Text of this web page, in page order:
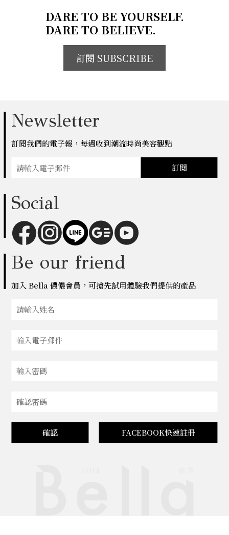
DARE TO BE YOURSELF.
DARE TO BELIEVE.
訂閱 SUBSCRIBE
Newsletter
訂閱我們的電子報，每週收到潮流時尚美容觀點
訂閱
Social
Be our friend
加入 Bella 儂儂會員，可搶先試用體驗我們提供的產品
確認 FACEBOOK快速註冊